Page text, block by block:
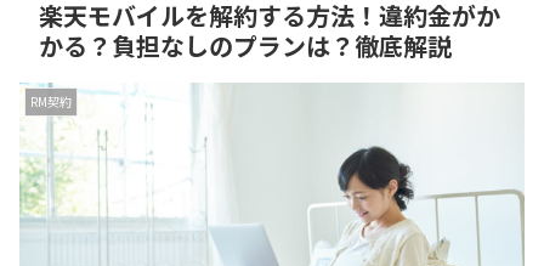
楽天モバイルを解約する方法！違約金がか
かる？負担なしのプランは？徹底解説
RM契約